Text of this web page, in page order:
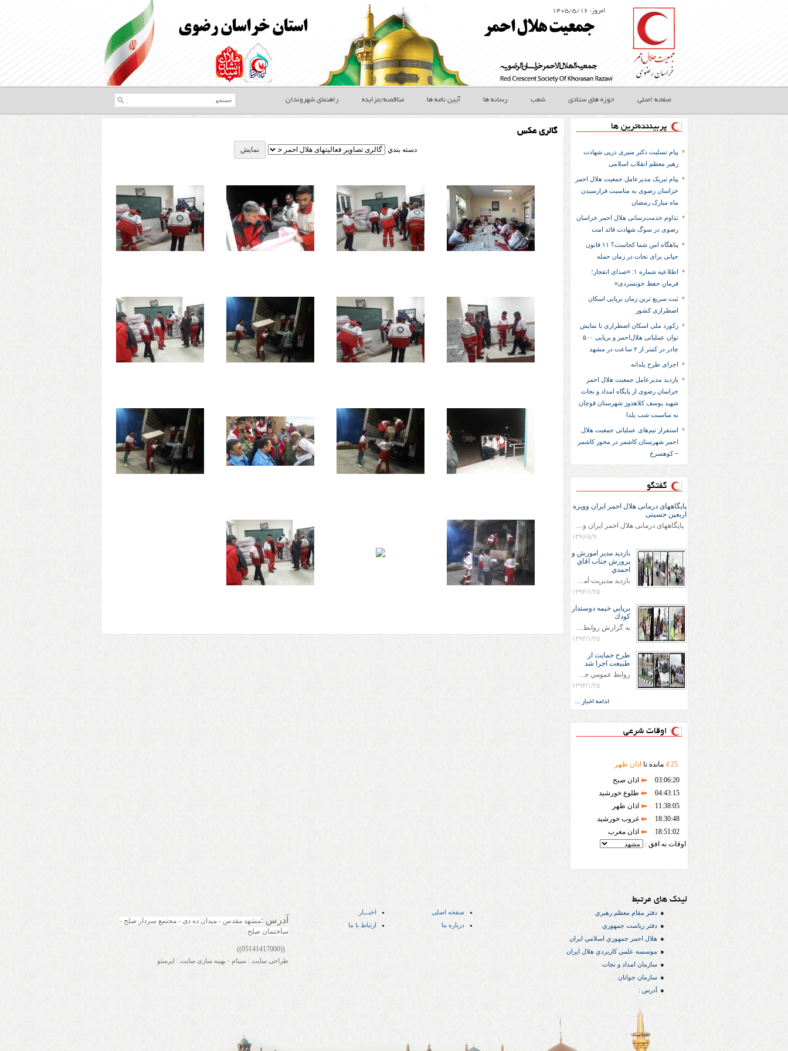
امروز: ۱۴۰۵/۵/۱۶
صفحه اصلی حوزه های ستادی شعب رسانه ها آیین نامه ها مناقصه/مزایده راهنمای شهروندان
پربیننده‌ترین ها
پیام تسلیت دکتر منیری درپی شهادت
رهبر معظم انقلاب اسلامی
پیام تبریک مدیرعامل جمعیت هلال احمر
خراسان رضوی به مناسبت فرارسیدن
ماه مبارک رمضان
تداوم خدمت‌رسانی هلال احمر خراسان
رضوی در سوگ شهادت قائد امت
پناهگاه امن شما کجاست؟ ۱۱ قانون
حیاتی برای نجات در زمان حمله
اطلاعیه شماره ۱: «صدای انفجار؛
فرمانِ حفظ خونسردی»
ثبت سریع‌ ترین زمان برپایی اسکان
اضطراری کشور
رکورد ملی اسکان اضطراری با نمایش
توان عملیاتی هلال‌احمر و برپایی ۵۰۰
چادر در کمتر از ۲ ساعت در مشهد
اجرای طرح یلدانه
بازدید مدیرعامل جمعیت هلال احمر
خراسان رضوی از پایگاه امداد و نجات
شهید یوسف کلاهدوز شهرستان قوچان
به مناسبت شب یلدا
استقرار تیم‌های عملیاتی جمعیت هلال
احمر شهرستان کاشمر در محور کاشمر
– کوهسرخ
گفتگو
پایگاههای درمانی هلال احمر ایران وویزه
اربعین حسینی
پایگاههای درمانی هلال احمر ایران وویزه اربعین حسینی
۱۳۹۶/۸/۹
بازديد مدير اموزش و
پرورش جناب اقاي
احمدي
بازديد مديريت آموزش و پروش جناب اقاي احمدي به همراه اعضاي ستاد اسكان آموزش و پروش شهرستان سرخس در ساعت 11:30 در مورخه 11/1/1394 صورت گرفت و مسئولین با حضور در پست مسافرين نوروزی كه جمعیت هلال احمر شهرستان از نزدیک در جریان روند اجرای طرح های قرار گرفتند .
۱۳۹۴/۱/۲۵
برپايي خيمه دوستدار
كودك
به گزارش روابط عمومي جمعيت هلال احمر شهرستان سرخس علاوه بر اجرای خدمات امدادی، راهنمایی های گردشگری و موقعیت های جغرافیایی و برپایی چادرهای سلامت به منظور سنجش رایگان فشار و قندخون مسافران، ، خيمه هايي.با عنوان دوستدار کودک تجهیزشده که دراین فضا کودکان مراجعه کننده از طریق نقاشی و سایر هنرهای تجسمی با مفاهیم جمعیت هلال احمر و اصول هفتگانه آن آشنا می شوند. به دليل حضور چشم گير كودكان و خانواده ها سعی شده در قالب های متناسب با سنین کودکان مراجعه کنند
۱۳۹۴/۱/۲۵
طرح حمايت از
طبيعت اجرا شد
روابط عمومي جمعيت هلال احمر سرخس جمعيت هلال احمر سرخس در روز طبيعت جوانان جمعيت هلال احمر سرخس در راستاي حفاظت و حمايت از محيط زيست با انگيزه داشتن طبيعت زيبا و بدون زباله و جهت فرهنگ سازي طرح حمايت از طبيعت را اجرا نمودند. اين طرح با رويكرد حمايتي و اموزشي در خصوص اشتي باطبيعت اجرا شد و در اين طرح 700 عدد كيسه زباله وبروشور در خروجي هاي شهر بين همشهريان و مسافرين نوروزي توزيع گرديد و در راه بازگشت كيسه هاي زباله توسط همشهريان به مامورين محترم شهرداري مستقر در ورودي شهر
۱۳۹۴/۱/۲۵
ادامه اخبار ...
اوقات شرعی
4:25 مانده تا اذان ظهر
03:06:20
اذان صبح
04:43:15
طلوع خورشید
11:38:05
اذان ظهر
18:30:48
غروب خورشید
18:51:02
اذان مغرب
اوقات به افق :
گالری عکس
دسته بندي
لینک های مرتبط
دفتر مقام معظم رهبري
دفتر رياست جمهوري
هلال احمر جمهوري اسلامي ايران
موسسه علمي كاربردي هلال ایران
سازمان امداد و نجات
سازمان جوانان
آدرس :
صفحه اصلی
اخبـــار
درباره ما
ارتباط با ما آدرس :
ساختمان صلح
((05141417000))
طراحی سایت : سینام - بهینه سازی سایت : ایرسئو